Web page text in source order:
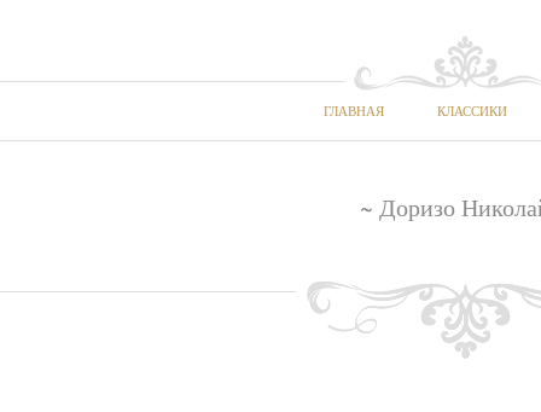
ГЛАВНАЯ КЛАССИКИ
~ Доризо